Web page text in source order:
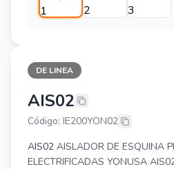
DE LINEA
YONUSA AIS02
AIS02
Código: IE200YON02
AIS02 AISLADOR DE ESQUINA
ELECTRIFICADAS YONUSA